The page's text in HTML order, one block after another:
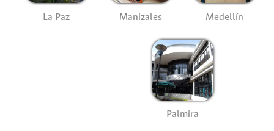
La Paz Manizales Medellín
Palmira